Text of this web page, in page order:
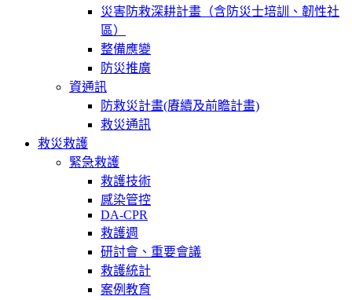
災害防救深耕計畫（含防災士培訓、韌性社
區）
整備應變
防災推廣
資通訊
防救災計畫(賡續及前瞻計畫)
救災通訊
救災救護
緊急救護
救護技術
感染管控
DA-CPR
救護週
研討會、重要會議
救護統計
案例教育